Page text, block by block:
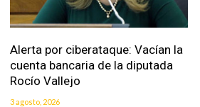
Alerta por ciberataque: Vacían la
cuenta bancaria de la diputada
Rocío Vallejo
3 agosto, 2026